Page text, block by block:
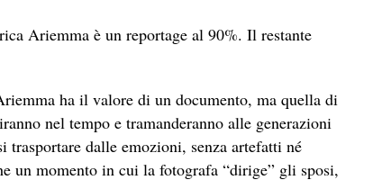
Ariemma è un reportage al 90%. Il restante
ha il valore di un documento, ma quella di
nel tempo e tramanderanno alle generazioni
dalle emozioni, senza artefatti né
un momento in cui la fotografa “dirige” gli sposi,